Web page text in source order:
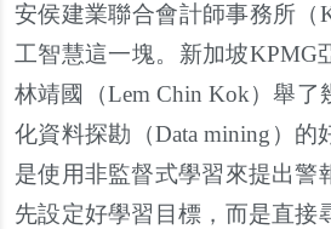
安侯建業聯合會計師事務所（
工智慧這一塊。新加坡KPMG
林靖國（Lem Chin Kok）舉了
化資料探勘（Data mining）的
是使用非監督式學習來提出警
先設定好學習目標，而是直接